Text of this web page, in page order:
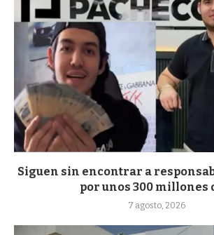
Siguen sin encontrar a
por unos 300 millones
7 agosto, 2026